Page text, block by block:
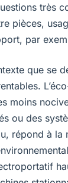
très
pièces,
par
que se
moins
ou des
répond à la